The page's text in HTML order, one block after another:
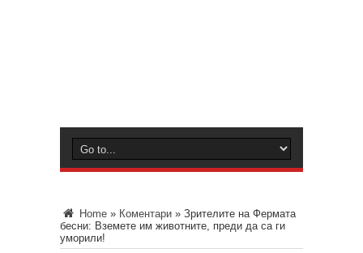
Home » Коментари » Зрителите на Фермата
бесни: Вземете им животните, преди да са ги
уморили!